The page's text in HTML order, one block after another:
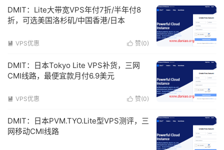
DMIT：Lite大带宽VPS年付7折/半年付8
折，可选美国洛杉矶/中国香港/日本
 赞(0)
 VPS优惠
DMIT：日本Tokyo Lite VPS补货，三网
CMI线路，最便宜款月付6.9美元
 赞(0)
 VPS优惠
DMIT：日本PVM.TYO.Lite型VPS测评，三
网移动CMI线路